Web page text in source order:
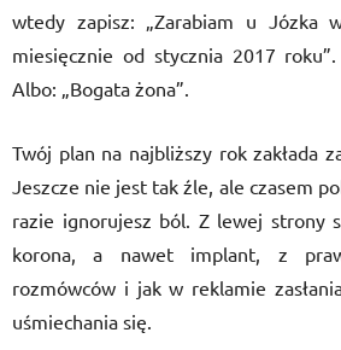
wtedy zapisz: „Zarabiam u Józka
miesięcznie od stycznia 2017
Albo: „Bogata żona”.
Twój plan na najbliższy rok zakłada
Jeszcze nie jest tak źle, ale czasem
razie ignorujesz ból. Z lewej strony
korona, a nawet implant, z
rozmówców i jak w reklamie
uśmiechania się.